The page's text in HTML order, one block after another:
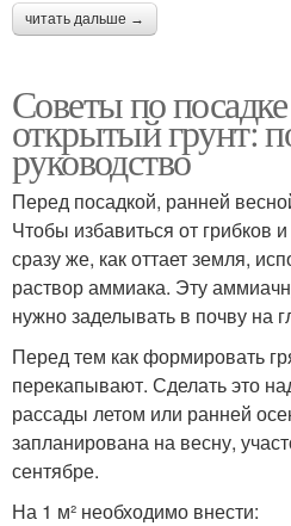
читать дальше →
Советы по
открытый грунт:
руководство
Перед посадкой, ранней
Чтобы избавиться от грибков
сразу же, как оттает земля,
раствор аммиака. Эту
нужно заделывать в почву на
Перед тем как формировать
перекапывают. Сделать это
рассады летом или ранней
запланирована на весну,
сентябре.
На 1 м² необходимо внести: